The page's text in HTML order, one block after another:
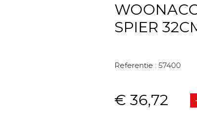
SPIER
Referentie : 57400
€ 36,72